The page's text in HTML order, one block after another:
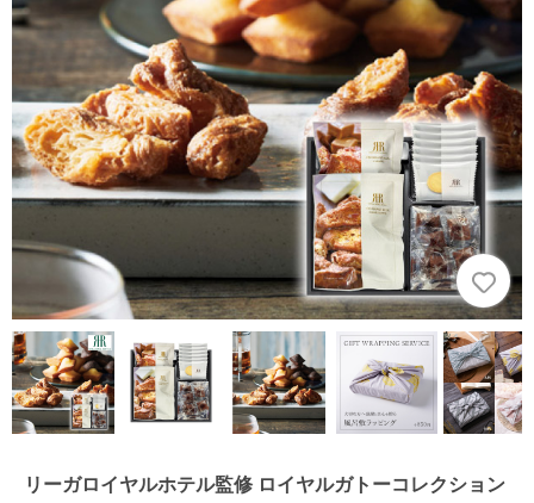
リーガロイヤルホテル監修 ロイヤルガトーコレクション